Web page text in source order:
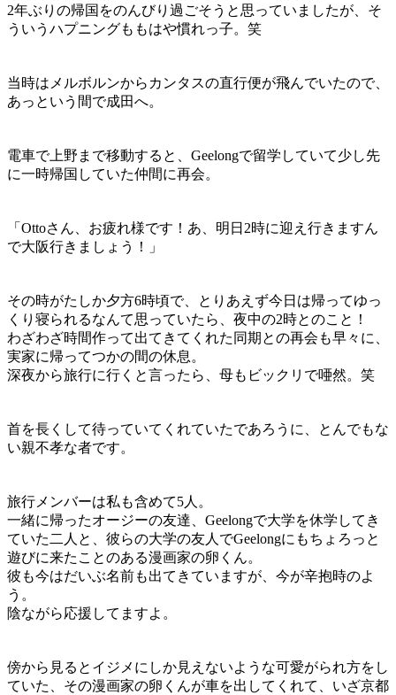
2年ぶりの帰国をのんびり過ごそうと思っていましたが、そ
ういうハプニングももはや慣れっ子。笑
当時はメルボルンからカンタスの直行便が飛んでいたので、
あっという間で成田へ。
電車で上野まで移動すると、Geelongで留学していて少し先
に一時帰国していた仲間に再会。
「Ottoさん、お疲れ様です！あ、明日2時に迎え行きますん
で大阪行きましょう！」
その時がたしか夕方6時頃で、とりあえず今日は帰ってゆっ
くり寝られるなんて思っていたら、夜中の2時とのこと！
わざわざ時間作って出てきてくれた同期との再会も早々に、
実家に帰ってつかの間の休息。
深夜から旅行に行くと言ったら、母もビックリで唖然。笑
首を長くして待っていてくれていたであろうに、とんでもな
い親不孝な者です。
旅行メンバーは私も含めて5人。
一緒に帰ったオージーの友達、Geelongで大学を休学してき
ていた二人と、彼らの大学の友人でGeelongにもちょろっと
遊びに来たことのある漫画家の卵くん。
彼も今はだいぶ名前も出てきていますが、今が辛抱時のよ
う。
陰ながら応援してますよ。
傍から見るとイジメにしか見えないような可愛がられ方をし
ていた、その漫画家の卵くんが車を出してくれて、いざ京都